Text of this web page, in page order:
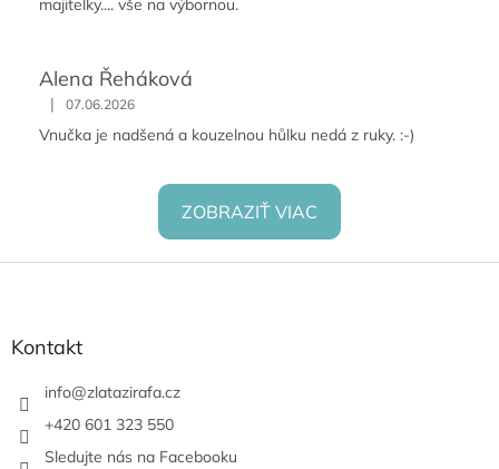
majitelky.... vše na výbornou.
Alena Řeháková
| 07.06.2026
Vnučka je nadšená a kouzelnou hůlku nedá z ruky. :-)
ZOBRAZIŤ VIAC
Z
Kontakt
info@zlatazirafa.cz
+420 601 323 550
Sledujte nás na Facebooku